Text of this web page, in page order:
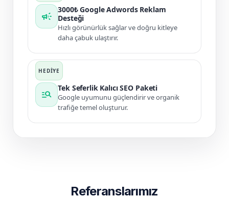
campaign
3000₺ Google Adwords Reklam
Desteği
Hızlı görünürlük sağlar ve doğru kitleye
daha çabuk ulaştırır.
manage_search
Tek Seferlik Kalıcı SEO Paketi
Google uyumunu güçlendirir ve organik
trafiğe temel oluşturur.
Referanslarımız